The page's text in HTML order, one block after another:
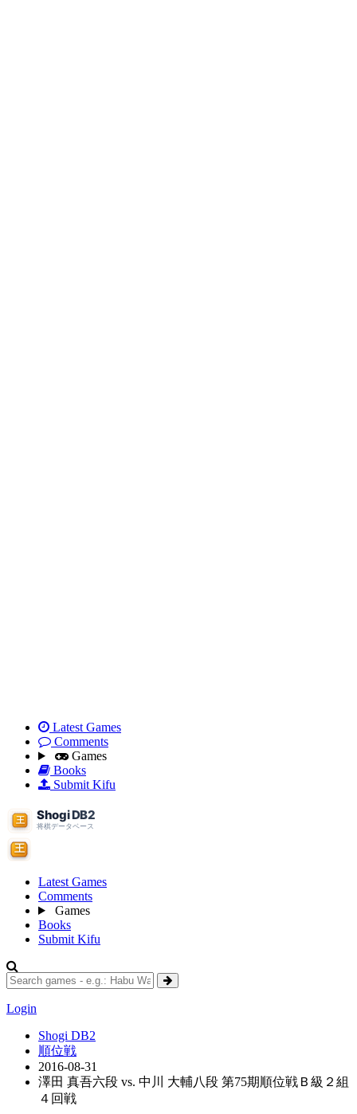
Latest Games
Comments
Games
Books
Submit Kifu
Latest Games
Comments
Games
Books
Submit Kifu
Login
Shogi DB2
順位戦
2016-08-31
澤田 真吾六段 vs. 中川 大輔八段 第75期順位戦Ｂ級２組
４回戦